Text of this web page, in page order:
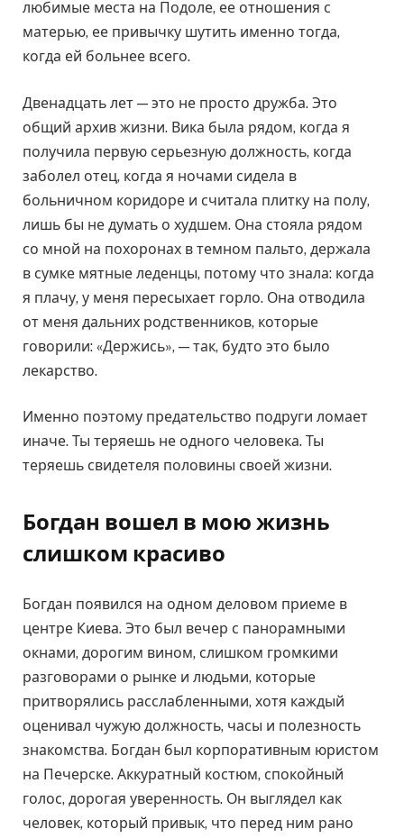
любимые места на Подоле, ее отношения с
матерью, ее привычку шутить именно тогда,
когда ей больнее всего.
Двенадцать лет — это не просто дружба. Это
общий архив жизни. Вика была рядом, когда я
получила первую серьезную должность, когда
заболел отец, когда я ночами сидела в
больничном коридоре и считала плитку на полу,
лишь бы не думать о худшем. Она стояла рядом
со мной на похоронах в темном пальто, держала
в сумке мятные леденцы, потому что знала: когда
я плачу, у меня пересыхает горло. Она отводила
от меня дальних родственников, которые
говорили: «Держись», — так, будто это было
лекарство.
Именно поэтому предательство подруги ломает
иначе. Ты теряешь не одного человека. Ты
теряешь свидетеля половины своей жизни.
Богдан вошел в мою жизнь
слишком красиво
Богдан появился на одном деловом приеме в
центре Киева. Это был вечер с панорамными
окнами, дорогим вином, слишком громкими
разговорами о рынке и людьми, которые
притворялись расслабленными, хотя каждый
оценивал чужую должность, часы и полезность
знакомства. Богдан был корпоративным юристом
на Печерске. Аккуратный костюм, спокойный
голос, дорогая уверенность. Он выглядел как
человек, который привык, что перед ним рано